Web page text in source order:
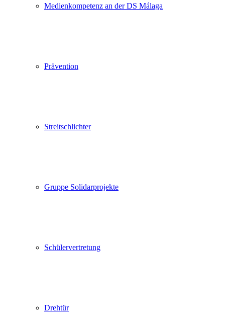
Medienkompetenz an der DS Málaga
Prävention
Streitschlichter
Gruppe Solidarprojekte
Schülervertretung
Drehtür